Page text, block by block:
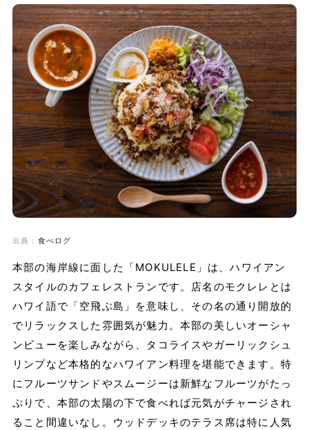
出典： 食べログ
本部の海岸線に面した「MOKULELE」は、ハワイアン
スタイルのカフェレストランです。店名のモクレレとは
ハワイ語で「空飛ぶ島」を意味し、その名の通り開放的
でリラックスした雰囲気が魅力。本部の美しいオーシャ
ンビューを楽しみながら、タコライスやガーリックシュ
リンプなど本格的なハワイアン料理を堪能できます。特
にフルーツサンドやスムージーは新鮮なフルーツがたっ
ぷりで、本部の太陽の下で食べれば元気がチャージされ
ること間違いなし。ウッドデッキのテラス席は特に人気